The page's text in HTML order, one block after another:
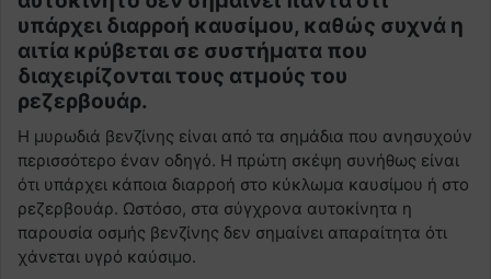
υπάρχει διαρροή καυσίμου, καθώς συχνά η
αιτία κρύβεται σε συστήματα που
διαχειρίζονται τους ατμούς του
ρεζερβουάρ.
Η μυρωδιά βενζίνης είναι από τα σημάδια που ανησυχούν
περισσότερο έναν οδηγό. Η πρώτη σκέψη συνήθως είναι
ότι υπάρχει κάποια διαρροή στο κύκλωμα καυσίμου ή στο
ρεζερβουάρ. Ωστόσο, στα σύγχρονα αυτοκίνητα η
παρουσία οσμής βενζίνης δεν σημαίνει απαραίτητα ότι
χάνεται υγρό καύσιμο.